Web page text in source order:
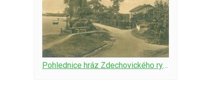
Pohlednice hráz Zdechovického rybníka cca r. 1918 líc